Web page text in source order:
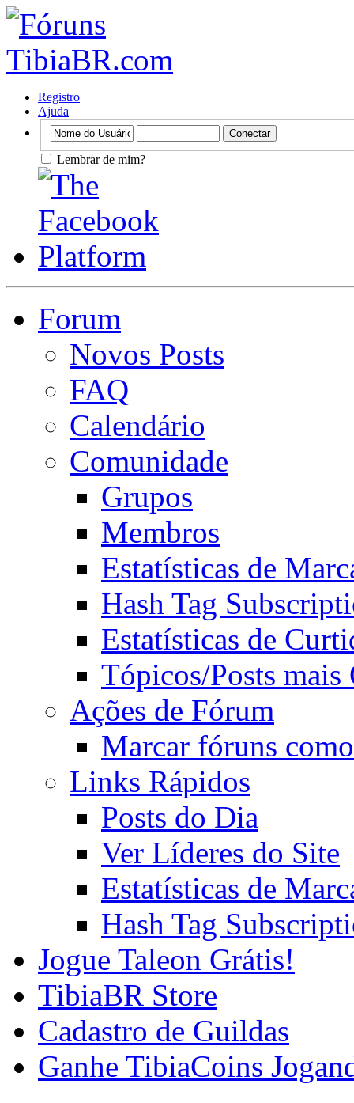
Registro
Ajuda
Lembrar de mim?
Forum
Novos Posts
FAQ
Calendário
Comunidade
Grupos
Membros
Estatísticas de
Hash Tag
Estatísticas de
Tópicos/Posts mais
Ações de Fórum
Marcar fóruns
Links Rápidos
Posts do Dia
Ver Líderes do Site
Estatísticas de
Hash Tag
Jogue Taleon Grátis!
TibiaBR Store
Cadastro de Guildas
Ganhe TibiaCoins